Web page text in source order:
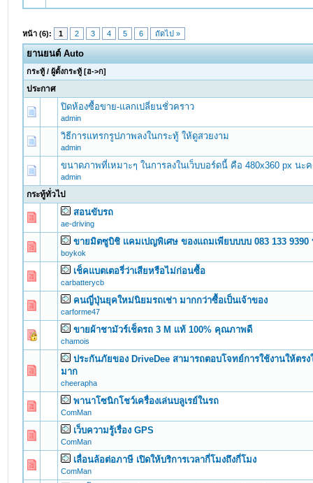
หน้า (6): 1 2 3 4 5 6 ถัดไป »
ยานยนต์ Auto
กระทู้ /ผู้ตั้งกระทู้ [ฮ->ก]
ประกาศ
ปิดห้องซื้อขาย-แลกเปลี่ยนชั่วคราว
admin
วิธีการแทรกรูปภาพลงในกระทู้ ให้ดูสวยงาม
admin
ขนาดภาพที่เหมาะๆ ในการลงในเว็บบอร์ดนี้ คือ 480x360 px นะ
admin
กระทู้ทั่วไป
สอนขับรถ
ae-driving
0 Vote(s) - 0 out of 5 in Average
ขายมิตซูบิชิ เเคมเปญพิเศษ ของแถมเพียบบบบ 083 133 9390
boykok
0 Vote(s) - 0 out of 5 in Average
12345
เช็คแบตเตอรี่ว่าเสียหรือไม่ก่อนซื้อ
carbatterycb
0 Vote(s) - 0 out of 5 in Average
12345
คนญี่ปุ่นยุคใหม่นิยมรถเช่า มากกว่าซื้อเป็นเจ้าของ
carforme47
0 Vote(s) - 0 out of 5 in Average
1 234 5
ขายผ้าชามัวร์เช็ดรถ 3 M เเท้ 100% คุณภาพดี
chamois
0 Vote(s) - 0 out of 5 in Average
12345
ประกันภัยของ DriveDee สามารถตอบโจทย์การใช้งานให้ตรง
มาก
cheerapha
0 Vote(s) - 0 out of 5 in Average
พานาโซนิกโชว์เครื่องเล่นบลูเรย์ในรถ
ComMan
0 Vote(s) - 0 out of 5 in Average
12345
เว็บความรู้เรื่อง GPS
ComMan
0 Vote(s) - 0 out of 5 in Average
123 45
เลื่อนล้อต่อภาษี เปิดให้บริการเวลากี่โมงถึงกี่โมง
ComMan
0 Vote(s) - 0 out of 5 in Average
1 234 5